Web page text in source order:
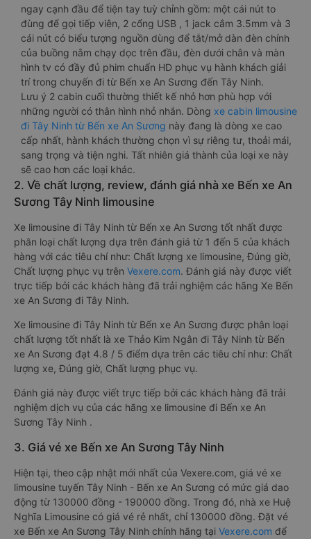
ngay cạnh đầu để tiện tay tuỳ chỉnh gồm: một cái nút to
đùng để gọi tiếp viên, 2 cổng USB , 1 jack cắm 3.5mm và 3
cái nút có biểu tượng nguồn dùng để tắt/mở dàn đèn chính
của buồng nằm chạy dọc trên đầu, đèn dưới chân và màn
hình tv có đầy đủ phim chuẩn HD phục vụ hành khách giải
trí trong chuyến đi từ Bến xe An Sương đến Tây Ninh.
Lưu ý 2 cabin cuối thường thiết kế nhỏ hơn phù hợp với
những người có thân hình nhỏ nhắn. Dòng xe cabin limousine
đi Tây Ninh từ Bến xe An Sương này đang là dòng xe cao
cấp nhất, hành khách thường chọn vì sự riêng tư, thoải mái,
sang trọng và tiện nghi. Tất nhiên giá thành của loại xe này
sẽ cao hơn các loại khác.
2. Về chất lượng, review, đánh giá nhà xe Bến xe An
Sương Tây Ninh limousine
Xe limousine đi Tây Ninh từ Bến xe An Sương tốt nhất được
phân loại chất lượng dựa trên đánh giá từ 1 đến 5 của khách
hàng với các tiêu chí như: Chất lượng xe limousine, Đúng giờ,
Chất lượng phục vụ trên Vexere.com. Đánh giá này được viết
trực tiếp bởi các khách hàng đã trải nghiệm các hãng Xe Bến
xe An Sương đi Tây Ninh.
Xe limousine đi Tây Ninh từ Bến xe An Sương được phân loại
chất lượng tốt nhất là xe Thảo Kim Ngân đi Tây Ninh từ Bến
xe An Sương đạt 4.8 / 5 điểm dựa trên các tiêu chí như: Chất
lượng xe, Đúng giờ, Chất lượng phục vụ.
Đánh giá này được viết trực tiếp bởi các khách hàng đã trải
nghiệm dịch vụ của các hãng xe limousine đi Bến xe An
Sương Tây Ninh .
3. Giá vé xe Bến xe An Sương Tây Ninh
Hiện tại, theo cập nhật mới nhất của Vexere.com, giá vé xe
limousine tuyến Tây Ninh - Bến xe An Sương có mức giá dao
động từ 130000 đồng - 190000 đồng. Trong đó, nhà xe Huệ
Nghĩa Limousine có giá vé rẻ nhất, chỉ 130000 đồng. Đặt vé
xe Bến xe An Sương Tây Ninh chính hãng tại Vexere.com để